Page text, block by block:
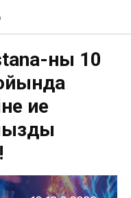
ның 10
ие